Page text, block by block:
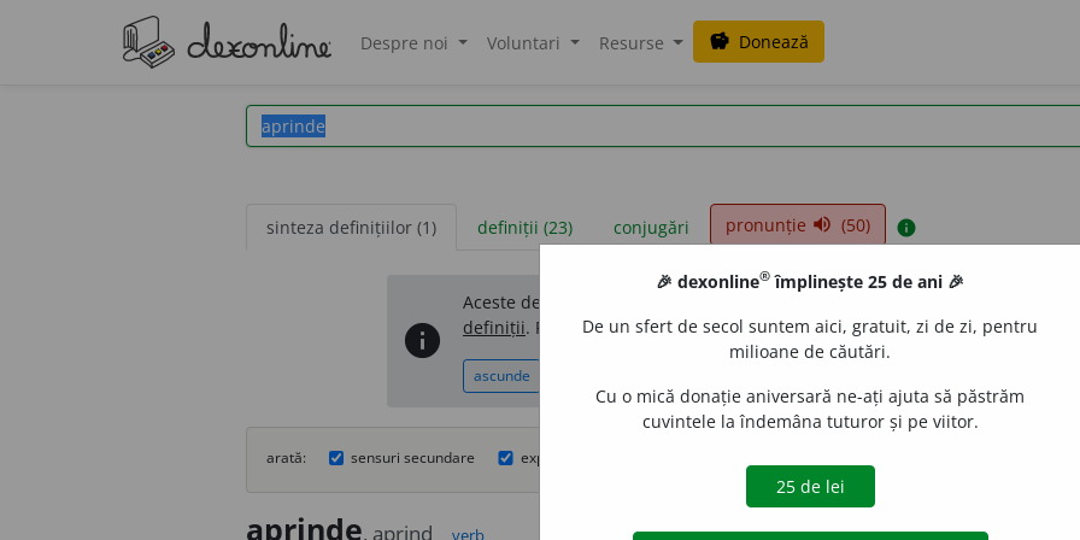
Despre noi Voluntari Resurse savings Donează
sinteza definițiilor (1) definiții (23) conjugări pronunție volume_up (50) info
info
Aceste definiții sunt compilate de echipa dexonline. Definițiile originale se
definiții. Puteți reordona filele pe pagina depreferințe.
ascunde
arată: sensuri secundare expresii
aprinde, aprind verb
🎉 dexonline® împlinește 25 de ani 🎉
De un sfert de secol suntem aici, gratuit, zi de zi, pentru
milioane de căutări.
Cu o mică donație aniversară ne-ați ajuta să păstrăm
cuvintele la îndemâna tuturor și pe viitor.